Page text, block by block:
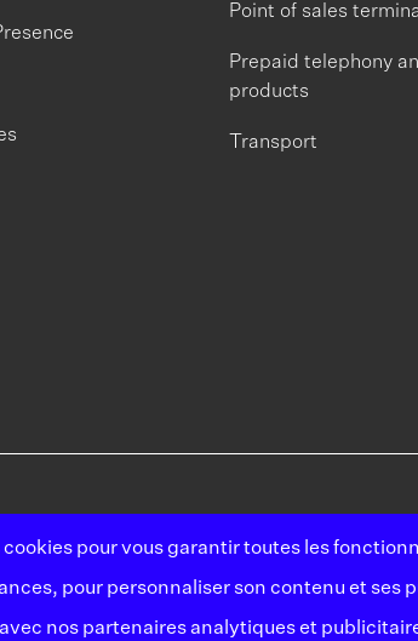
Point of sales
Prepaid telephony
products
Transport
cookies pour vous garantir toutes les
pour personnaliser son contenu et
nos partenaires analytiques et